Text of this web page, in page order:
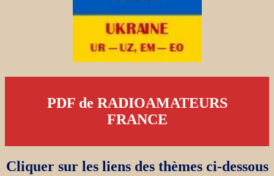
PDF de RADIOAMATEURS
FRANCE
Cliquer sur les liens des thèmes ci-dessous